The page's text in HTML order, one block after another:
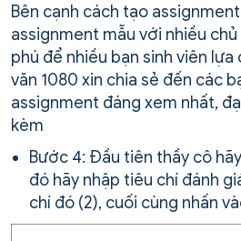
Bên cạnh cách tạo
assignment mẫu với nhiều
phú để nhiều bạn sinh viên lựa
văn 1080 xin chia sẻ đến các
assignment đáng xem nhất,
kèm
Bước 4: Đầu tiên thầy cô
đó hãy nhập tiêu chí đánh
chí đó (2), cuối cùng nhấn